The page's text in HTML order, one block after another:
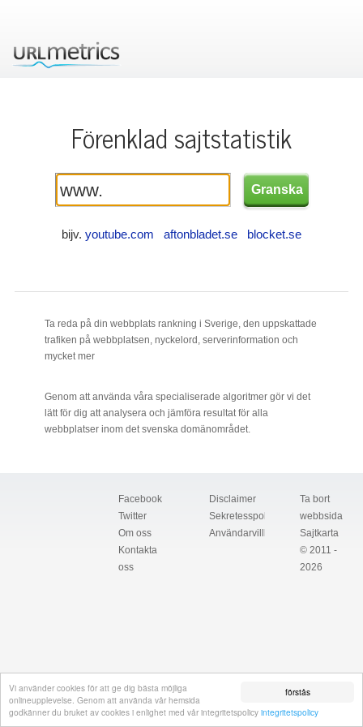
förstås
Vi använder cookies för att ge dig bästa möjliga
onlineupplevelse. Genom att använda vår hemsida
godkänner du bruket av cookies i enlighet med vår integritetspolicy integritetspolicy
Förenklad sajtstatistik
bijv. youtube.com aftonbladet.se blocket.se
Ta reda på din webbplats rankning i Sverige, den uppskattade
trafiken på webbplatsen, nyckelord, serverinformation och
mycket mer
Genom att använda våra specialiserade algoritmer gör vi det
lätt för dig att analysera och jämföra resultat för alla
webbplatser inom det svenska domänområdet.
Facebook
Twitter
Om oss
Kontakta
oss
Disclaimer
Sekretesspolicy
Användarvillkor
Ta bort
webbsida
Sajtkarta
© 2011 -
2026